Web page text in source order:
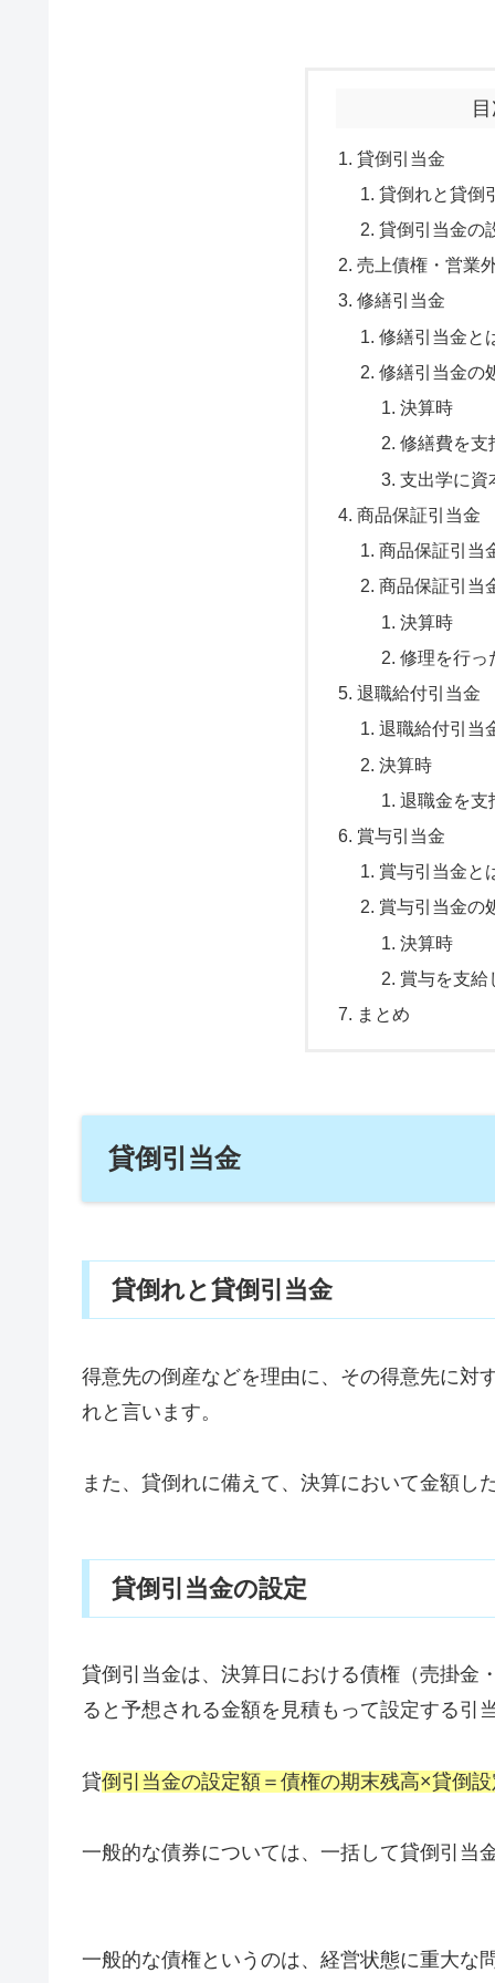
貸倒引当金
貸倒れと貸倒
貸倒引当金の
売上債権・営業
修繕引当金
修繕引当金と
修繕引当金の
決算時
修繕費を支
支出学に資
商品保証引当金
商品保証引当
商品保証引当
決算時
修理を行っ
退職給付引当金
退職給付引当
決算時
退職金を支
賞与引当金
賞与引当金と
賞与引当金の
決算時
賞与を支給
まとめ
貸倒引当金
貸倒れと貸倒引当金
得意先の倒産などを理由に、その得意先に対
れと言います。
また、貸倒れに備えて、決算において金額し
貸倒引当金の設定
貸倒引当金は、決算日における債権（売掛金
ると予想される金額を見積もって設定する引
貸倒引当金の設定額＝債権の期末残高×貸倒
一般的な債券については、一括して貸倒引当
一般的な債権というのは、経営状態に重大な